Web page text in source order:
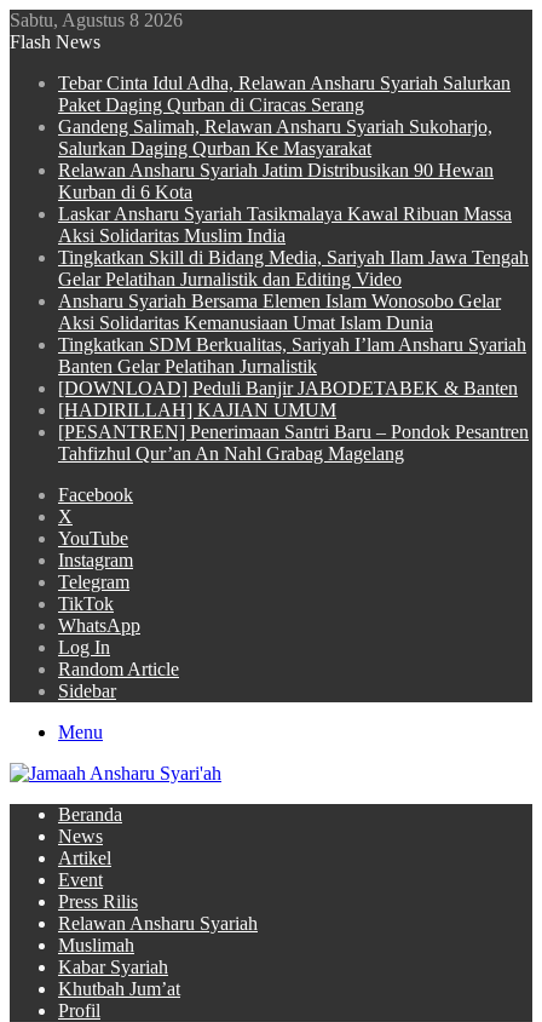
Sabtu, Agustus 8 2026
Flash News
Tebar Cinta Idul Adha, Relawan Ansharu Syariah Salurkan
Paket Daging Qurban di Ciracas Serang
Gandeng Salimah, Relawan Ansharu Syariah Sukoharjo,
Salurkan Daging Qurban Ke Masyarakat
Relawan Ansharu Syariah Jatim Distribusikan 90 Hewan
Kurban di 6 Kota
Laskar Ansharu Syariah Tasikmalaya Kawal Ribuan Massa
Aksi Solidaritas Muslim India
Tingkatkan Skill di Bidang Media, Sariyah Ilam Jawa Tengah
Gelar Pelatihan Jurnalistik dan Editing Video
Ansharu Syariah Bersama Elemen Islam Wonosobo Gelar
Aksi Solidaritas Kemanusiaan Umat Islam Dunia
Tingkatkan SDM Berkualitas, Sariyah I’lam Ansharu Syariah
Banten Gelar Pelatihan Jurnalistik
[DOWNLOAD] Peduli Banjir JABODETABEK & Banten
[HADIRILLAH] KAJIAN UMUM
[PESANTREN] Penerimaan Santri Baru – Pondok Pesantren
Tahfizhul Qur’an An Nahl Grabag Magelang
Facebook
X
YouTube
Instagram
Telegram
TikTok
WhatsApp
Log In
Random Article
Sidebar
Menu
Beranda
News
Artikel
Event
Press Rilis
Relawan Ansharu Syariah
Muslimah
Kabar Syariah
Khutbah Jum’at
Profil